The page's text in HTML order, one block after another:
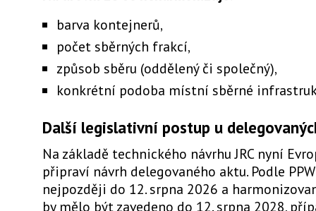
barva kontejnerů,
počet sběrných frakcí,
způsob sběru (oddělený či společný),
konkrétní podoba místní sběrné
Další legislativní postup u
Na základě technického návrhu JRC nyní
připraví návrh delegovaného aktu. Podle
nejpozději do 12. srpna 2026 a
by mělo být zavedeno do 12. srpna 2028,